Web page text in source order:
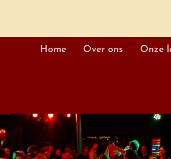
Home Over ons Onze